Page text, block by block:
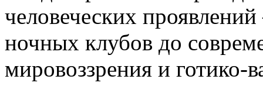
человеческих
ночных клубов до
мировоззрения и готико-